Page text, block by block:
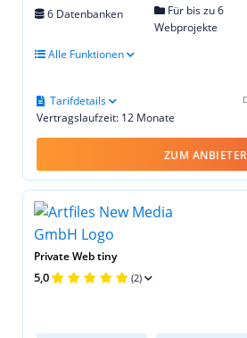
6 Datenbanken
Für bis zu 6
Webprojekte
Alle Funktionen
Vertragslaufzeit: 12 Monate
Tarifdetails
ZUM ANBIETER
Private Web tiny
5,0 (2)